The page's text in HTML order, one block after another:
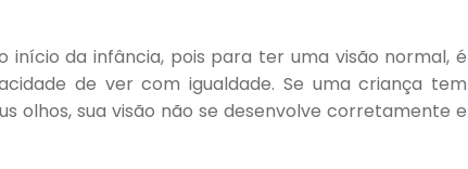
da infância, pois para ter uma visão normal, é
de ver com igualdade. Se uma criança tem
olhos, sua visão não se desenvolve corretamente e